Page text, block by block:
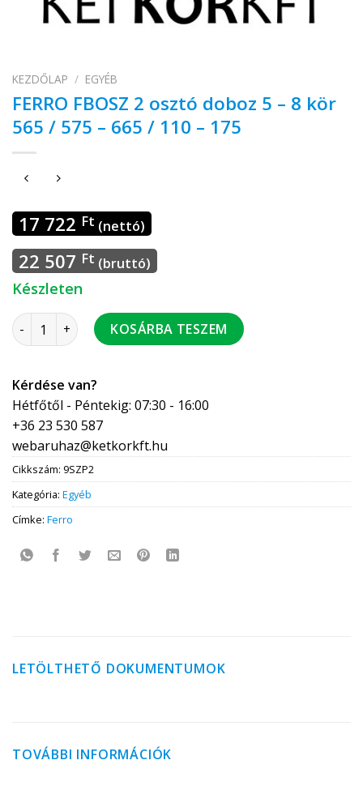
KEZDŐLAP / EGYÉB
FERRO FBOSZ 2 osztó doboz 5 – 8 kör
565 / 575 – 665 / 110 – 175
17 722 Ft (nettó)
22 507 Ft (bruttó)
Készleten
FERRO FBOSZ 2 osztó doboz 5 - 8 kör 565 / 575 - 665 / 110 -
KOSÁRBA TESZEM
Kérdése van?
Hétfőtől - Péntekig: 07:30 - 16:00
+36 23 530 587
webaruhaz@ketkorkft.hu
Cikkszám: 9SZP2
Kategória: Egyéb
Címke: Ferro
LETÖLTHETŐ DOKUMENTUMOK
TOVÁBBI INFORMÁCIÓK